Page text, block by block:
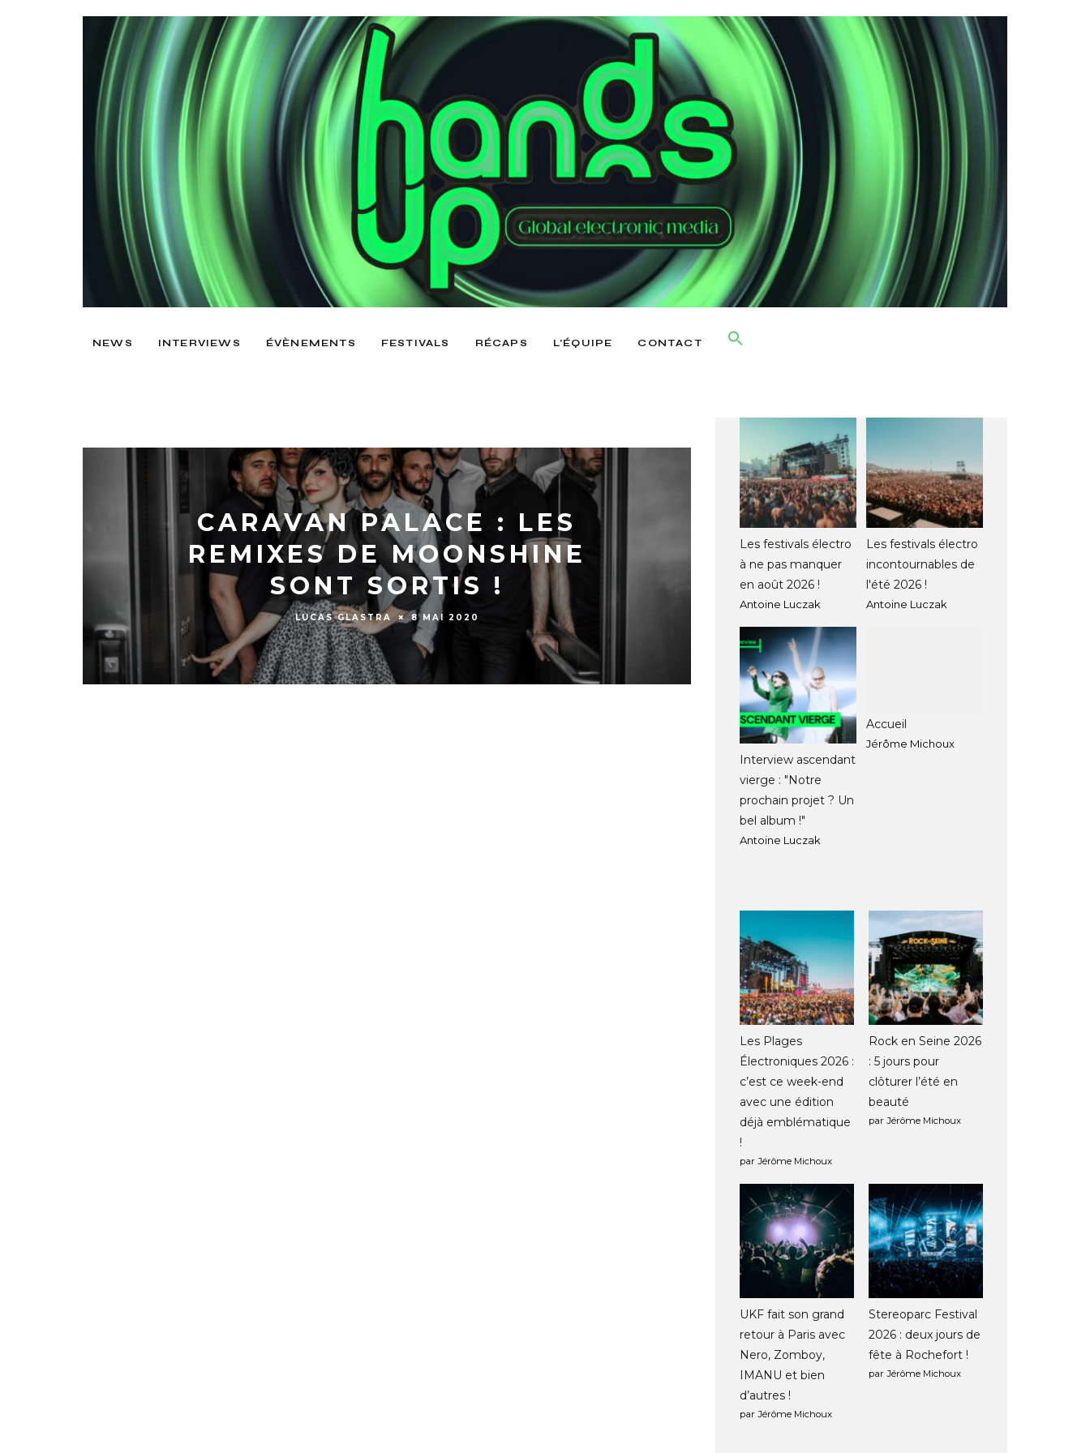
NEWS INTERVIEWS ÉVÈNEMENTS FESTIVALS RÉCAPS L’ÉQUIPE CONTACT
CARAVAN PALACE : LES
REMIXES DE MOONSHINE
SONT SORTIS !
LUCAS GLASTRA 8 MAI 2020
Les festivals électro
à ne pas manquer
en août 2026 !
Antoine Luczak
Les festivals électro
incontournables de
l'été 2026 !
Antoine Luczak
Interview ascendant
vierge : "Notre
prochain projet ? Un
bel album !"
Antoine Luczak
Accueil
Jérôme Michoux
Les Plages
Électroniques 2026 :
c’est ce week-end
avec une édition
déjà emblématique
!
par Jérôme Michoux
Rock en Seine 2026
: 5 jours pour
clôturer l’été en
beauté
par Jérôme Michoux
UKF fait son grand
retour à Paris avec
Nero, Zomboy,
IMANU et bien
d’autres !
par Jérôme Michoux
Stereoparc Festival
2026 : deux jours de
fête à Rochefort !
par Jérôme Michoux